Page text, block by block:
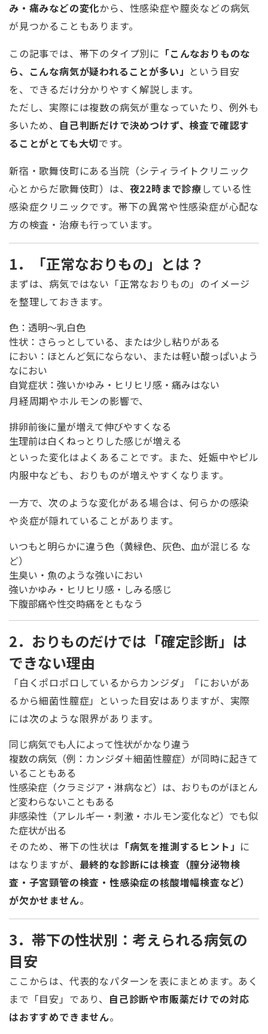
み・痛みなどの変化から、性感染症や膣炎などの病気
が見つかることもあります。
この記事では、帯下のタイプ別に 「こんなおりものな
ら、こんな病気が疑われることが多い」 という目安
を、できるだけ分かりやすく解説します。
ただし、実際には複数の病気が重なっていたり、例外も
多いため、 自己判断だけで決めつけず、検査で確認す
ることがとても大切です。
新宿・歌舞伎町にある当院（シティライトクリニック
心とからだ歌舞伎町）は、 夜22時まで診療している性
感染症クリニックです。帯下の異常や性感染症が心配な
方の検査・治療も行っています。
1．「正常なおりもの」とは？
まずは、病気ではない「正常なおりもの」のイメージ
を整理しておきます。
色：透明〜乳白色
性状：さらっとしている、または少し粘りがある
におい：ほとんど気にならない、または軽い酸っぱいよう
なにおい
自覚症状：強いかゆみ・ヒリヒリ感・痛みはない
月経周期やホルモンの影響で、
排卵前後に量が増えて伸びやすくなる
生理前は白くねっとりした感じが増える
といった変化はよくあることです。また、妊娠中やピル
内服中なども、おりものが増えやすくなります。
一方で、次のような変化がある場合は、何らかの感染
や炎症が隠れていることがあります。
いつもと明らかに違う色（黄緑色、灰色、血が混じる な
ど）
生臭い・魚のような強いにおい
強いかゆみ・ヒリヒリ感・しみる感じ
下腹部痛や性交時痛をともなう
2．おりものだけでは「確定診断」は
できない理由
「白くポロポロしているからカンジダ」「においがあ
るから細菌性膣症」といった目安はありますが、実際
には次のような限界があります。
同じ病気でも人によって性状がかなり違う
複数の病気（例：カンジダ＋細菌性膣症）が同時に起きて
いることもある
性感染症（クラミジア・淋病など）は、おりものがほとん
ど変わらないこともある
非感染性（アレルギー・刺激・ホルモン変化など）でも似
た症状が出る
そのため、帯下の性状は 「病気を推測するヒント」 に
はなりますが、 最終的な診断には検査（膣分泌物検
査・子宮頸管の検査・性感染症の核酸増幅検査など）
が欠かせません。
3．帯下の性状別：考えられる病気の
目安
ここからは、代表的なパターンを表にまとめます。あく
まで「目安」であり、 自己診断や市販薬だけでの対応
はおすすめできません。